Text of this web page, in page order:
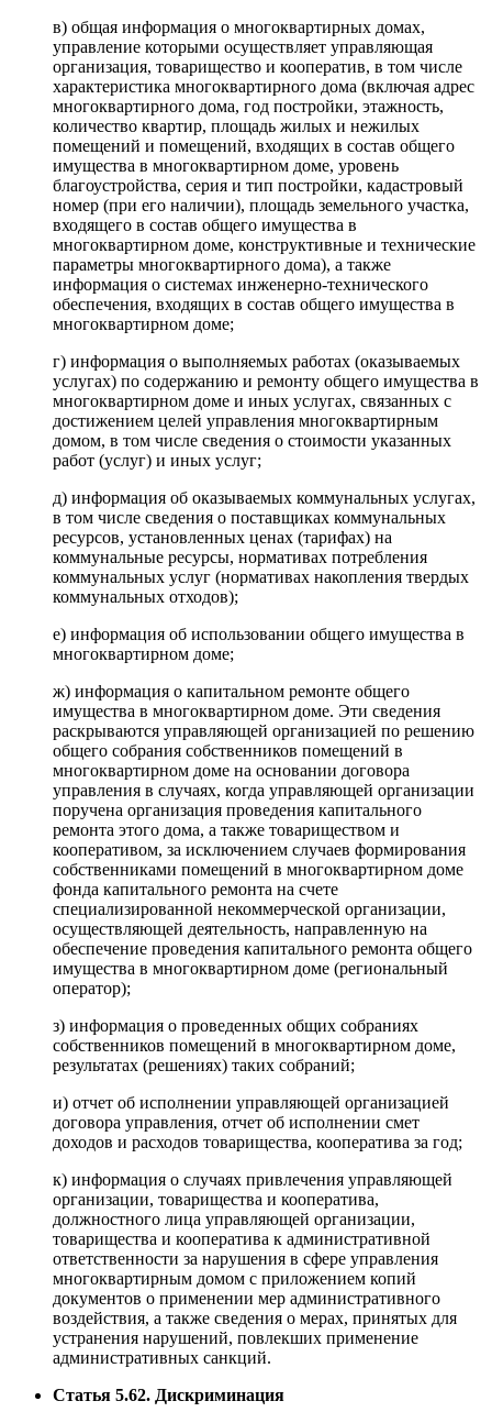
в) общая информация о многоквартирных домах,
управление которыми осуществляет управляющая
организация, товарищество и кооператив, в том числе
характеристика многоквартирного дома (включая адрес
многоквартирного дома, год постройки, этажность,
количество квартир, площадь жилых и нежилых
помещений и помещений, входящих в состав общего
имущества в многоквартирном доме, уровень
благоустройства, серия и тип постройки, кадастровый
номер (при его наличии), площадь земельного участка,
входящего в состав общего имущества в
многоквартирном доме, конструктивные и технические
параметры многоквартирного дома), а также
информация о системах инженерно-технического
обеспечения, входящих в состав общего имущества в
многоквартирном доме;
г) информация о выполняемых работах (оказываемых
услугах) по содержанию и ремонту общего имущества в
многоквартирном доме и иных услугах, связанных с
достижением целей управления многоквартирным
домом, в том числе сведения о стоимости указанных
работ (услуг) и иных услуг;
д) информация об оказываемых коммунальных услугах,
в том числе сведения о поставщиках коммунальных
ресурсов, установленных ценах (тарифах) на
коммунальные ресурсы, нормативах потребления
коммунальных услуг (нормативах накопления твердых
коммунальных отходов);
е) информация об использовании общего имущества в
многоквартирном доме;
ж) информация о капитальном ремонте общего
имущества в многоквартирном доме. Эти сведения
раскрываются управляющей организацией по решению
общего собрания собственников помещений в
многоквартирном доме на основании договора
управления в случаях, когда управляющей организации
поручена организация проведения капитального
ремонта этого дома, а также товариществом и
кооперативом, за исключением случаев формирования
собственниками помещений в многоквартирном доме
фонда капитального ремонта на счете
специализированной некоммерческой организации,
осуществляющей деятельность, направленную на
обеспечение проведения капитального ремонта общего
имущества в многоквартирном доме (региональный
оператор);
з) информация о проведенных общих собраниях
собственников помещений в многоквартирном доме,
результатах (решениях) таких собраний;
и) отчет об исполнении управляющей организацией
договора управления, отчет об исполнении смет
доходов и расходов товарищества, кооператива за год;
к) информация о случаях привлечения управляющей
организации, товарищества и кооператива,
должностного лица управляющей организации,
товарищества и кооператива к административной
ответственности за нарушения в сфере управления
многоквартирным домом с приложением копий
документов о применении мер административного
воздействия, а также сведения о мерах, принятых для
устранения нарушений, повлекших применение
административных санкций.
Статья 5.62. Дискриминация